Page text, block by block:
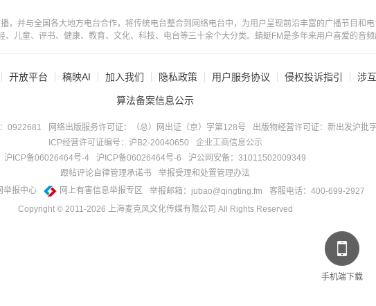
，并与全国各大地方电台合作，将传统电台整合到网络电台中，为用户呈现前沿丰富的广播节目和
儿童、评书、健康、教育、文化、科技、电台等三十余个大分类。蜻蜓FM是多年来用户喜爱的音频
开放平台 稿映AI 加入我们 隐私政策 用户服务协议 侵权投诉指引 涉
算法备案信息公示
0922681 网络出版服务许可证：（总）网出证（京）字第128号
出版物经营许可证：新出发沪批
ICP经营许可证编号：沪B2-20040650
企业工商信息公示
沪ICP备06026464号-4
沪ICP备06026464号-6
沪公网安备：31011502009349
跟帖评论自律管理承诺书
举报受理和处置管理办法
举报中心
网上有害信息举报专区 举报邮箱：jubao@qingting.fm
客服电话：400-699-2927
Copyright © 2011-2026 上海麦克风文化传媒有限公司 All Rights Reserved
手机端下载